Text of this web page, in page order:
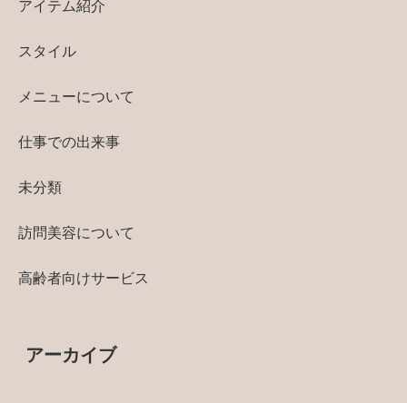
アイテム紹介
スタイル
メニューについて
仕事での出来事
未分類
訪問美容について
高齢者向けサービス
アーカイブ